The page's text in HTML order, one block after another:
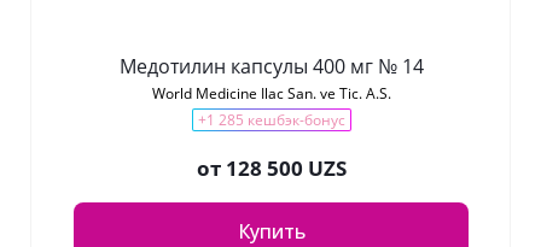
Медотилин капсулы 400 мг № 14
World Medicine Ilac San. ve Tic. A.S.
+1 285 кешбэк-бонус
от 128 500 UZS
Купить